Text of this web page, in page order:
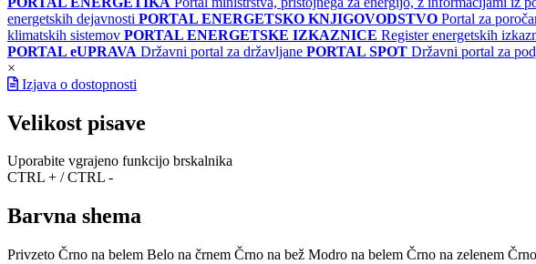
energetskih dejavnosti PORTAL ENERGETSKO KNJIGOVODSTVO Portal za
klimatskih sistemov PORTAL ENERGETSKE IZKAZNICE Register energetskih
PORTAL eUPRAVA Državni portal za državljane PORTAL SPOT Državni portal za
×
Izjava o dostopnosti
Velikost pisave
Uporabite vgrajeno funkcijo brskalnika
CTRL + / CTRL -
Barvna shema
Privzeto Črno na belem Belo na črnem Črno na bež Modro na belem Črno na zelenem